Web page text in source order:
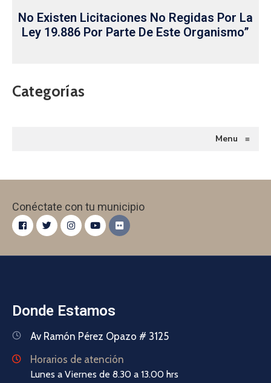
No Existen Licitaciones No Regidas Por La
Ley 19.886 Por Parte De Este Organismo”
Categorías
Menu ≡
Conéctate con tu municipio
Donde Estamos
Av Ramón Pérez Opazo # 3125
Horarios de atención
Lunes a Viernes de 8.30 a 13.00 hrs